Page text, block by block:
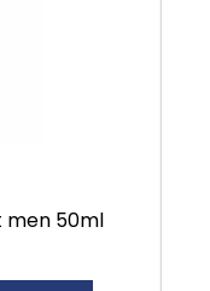
men 50ml